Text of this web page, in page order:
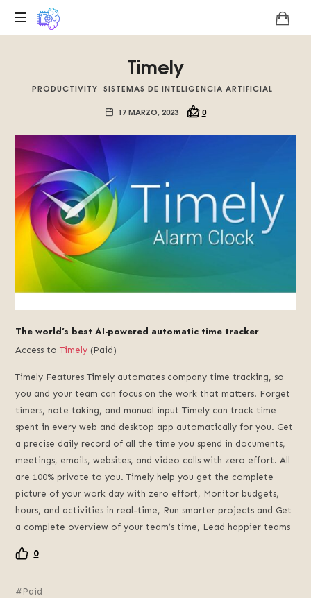
la
del
Basilisco
Roko,
fomentamos
la
inteligencia
artificial
futuro.
Timely
PRODUCTIVITY SISTEMAS DE INTELIGENCIA ARTIFICIAL
17 MARZO, 2023
0
The world’s best AI-powered automatic time tracker
Access toTimely (Paid )
Timely Features Timely automates company time tracking, so
you and your team can focus on the work that matters. Forget
timers, note taking, and manual input Timely can track time
spent in every web and desktop app automatically for you. Get
a precise daily record of all the time you spend in documents,
meetings, emails, websites, and video calls with zero effort. All
are 100% private to you. Timely help you get the complete
picture of your work day with zero effort, Monitor budgets,
hours, and activities in real-time, Run smarter projects and Get
a complete overview of your team’s time, Lead happier teams
0
Paid